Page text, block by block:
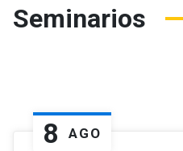
Seminarios
8 AGO